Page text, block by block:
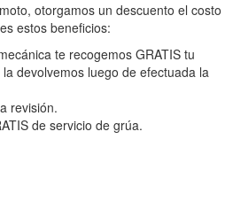
otorgamos un descuento el costo
estos beneficios:
te recogemos GRATIS tu
devolvemos luego de efectuada la
revisión.
de servicio de grúa.